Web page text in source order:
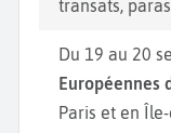
transats,
Du 19 au 20
Européennes
Paris et en